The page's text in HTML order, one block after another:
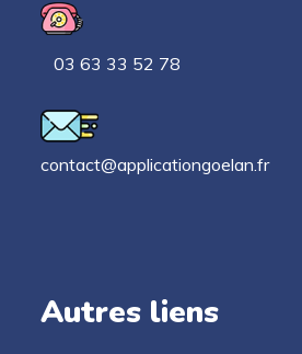
03 63 33 52 78
contact@applicationgoelan.fr
Autres liens